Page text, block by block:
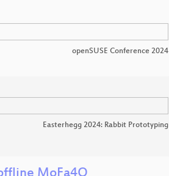
openSUSE Conference 2024
Easterhegg 2024: Rabbit Prototyping